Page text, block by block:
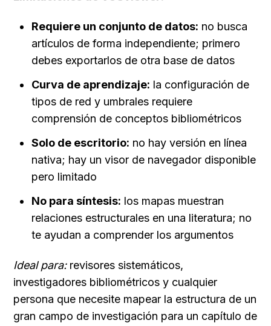
Requiere un conjunto de datos: no busca
artículos de forma independiente; primero
debes exportarlos de otra base de datos
Curva de aprendizaje: la configuración de
tipos de red y umbrales requiere
comprensión de conceptos bibliométricos
Solo de escritorio: no hay versión en línea
nativa; hay un visor de navegador disponible
pero limitado
No para síntesis: los mapas muestran
relaciones estructurales en una literatura; no
te ayudan a comprender los argumentos
Ideal para: revisores sistemáticos,
investigadores bibliométricos y cualquier
persona que necesite mapear la estructura de un
gran campo de investigación para un capítulo de